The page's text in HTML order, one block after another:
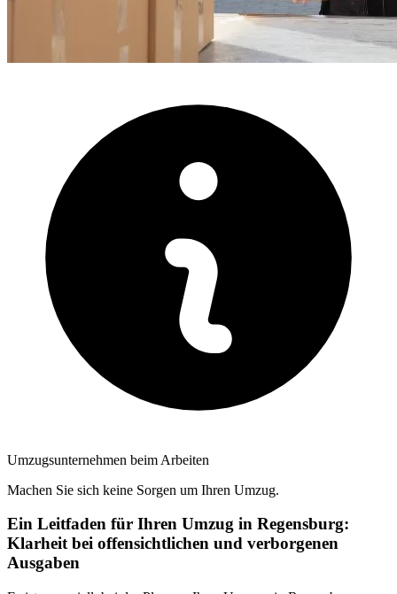
Umzugsunternehmen beim Arbeiten
Machen Sie sich keine Sorgen um Ihren Umzug.
Ein Leitfaden für Ihren Umzug in Regensburg:
Klarheit bei offensichtlichen und verborgenen
Ausgaben